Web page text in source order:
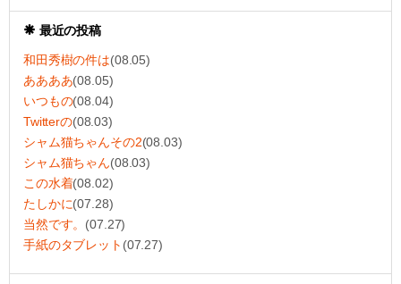
最近の投稿
和田秀樹の件は(08.05)
ああああ(08.05)
いつもの(08.04)
Twitterの(08.03)
シャム猫ちゃんその2(08.03)
シャム猫ちゃん(08.03)
この水着(08.02)
たしかに(07.28)
当然です。 (07.27)
手紙のタブレット (07.27)